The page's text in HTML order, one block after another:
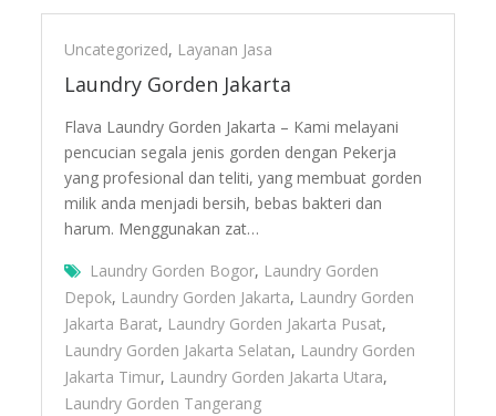
Uncategorized, Layanan Jasa
Laundry Gorden Jakarta
Flava Laundry Gorden Jakarta – Kami melayani
pencucian segala jenis gorden dengan Pekerja
yang profesional dan teliti, yang membuat gorden
milik anda menjadi bersih, bebas bakteri dan
harum. Menggunakan zat…
Laundry Gorden Bogor, Laundry Gorden
Depok, Laundry Gorden Jakarta, Laundry Gorden
Jakarta Barat, Laundry Gorden Jakarta Pusat,
Laundry Gorden Jakarta Selatan, Laundry Gorden
Jakarta Timur, Laundry Gorden Jakarta Utara,
Laundry Gorden Tangerang